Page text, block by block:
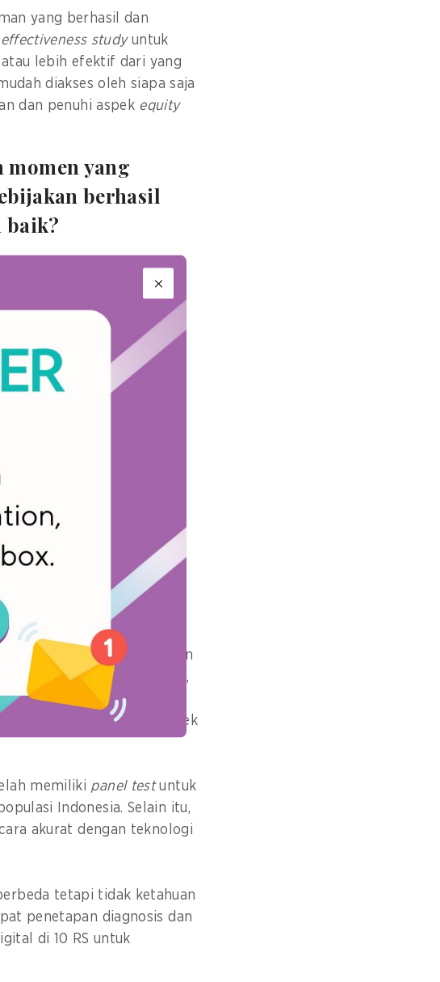
yang berhasil dan
study untuk
lebih efektif dari yang
diakses oleh siapa saja
dan penuhi aspek equity
yang
berhasil
baik?
rumah sakit dengan
kepastian diagnosis tanpa
penyakit yang
tepat, lebih cepat, dan
sesuai.
kerjakan tahun ini
memenuhi
Kementerian
Science Initiative
dan memberikan layanan
Dengan adanya BGSi,
teknologi genomik yang
akurat dan mengurangi efek
memiliki panel testuntuk
Indonesia. Selain itu,
akurat dengan teknologi
tetapi tidak ketahuan
penetapan diagnosis dan
di 10 RS untuk